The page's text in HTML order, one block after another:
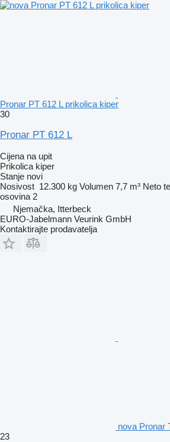
Pronar PT 612 L prikolica kiper
30
Pronar PT 612 L
Cijena na upit
Prikolica kiper
Stanje novi
Nosivost 12.300 kg Volumen 7,7 m³ Neto
osovina 2
Njemačka, Itterbeck
EURO-Jabelmann Veurink GmbH
Kontaktirajte prodavatelja
nova Pronar
23